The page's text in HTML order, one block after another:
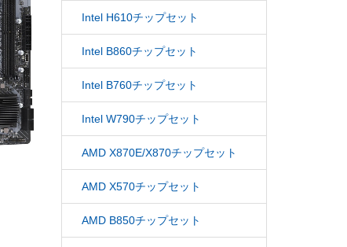
Intel H610チップセット
Intel B860チップセット
Intel B760チップセット
Intel W790チップセット
AMD X870E/X870チップセット
AMD X570チップセット
AMD B850チップセット